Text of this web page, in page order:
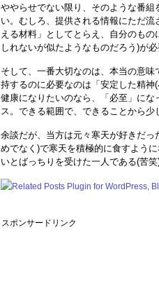
ややらせでない限り、そのような番
い。むしろ、提供される情報にただ
える材料」としてとらえ、自分のも
しれないが似たようなものだろう)が
そして、一番大切なのは、本当の意
持するのに必要なのは「安定した精
健康になりたいのなら、「必至」に
ス。できる範囲で、できることから少
余談だが、当方は元々寒天が好きだ
めでなく)で寒天を積極的に食すよう
いとばっちりを受けた一人である(苦
スポンサードリンク